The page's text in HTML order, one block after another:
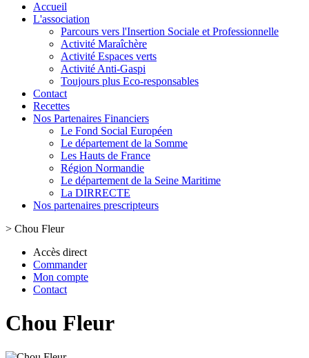
Accueil
L'association
Parcours vers l'Insertion Sociale et Professionnelle
Activité Maraîchère
Activité Espaces verts
Activité Anti-Gaspi
Toujours plus Eco-responsables
Contact
Recettes
Nos Partenaires Financiers
Le Fond Social Européen
Le département de la Somme
Les Hauts de France
Région Normandie
Le département de la Seine Maritime
La DIRRECTE
Nos partenaires prescripteurs
> Chou Fleur
Accès direct
Commander
Mon compte
Contact
Chou Fleur